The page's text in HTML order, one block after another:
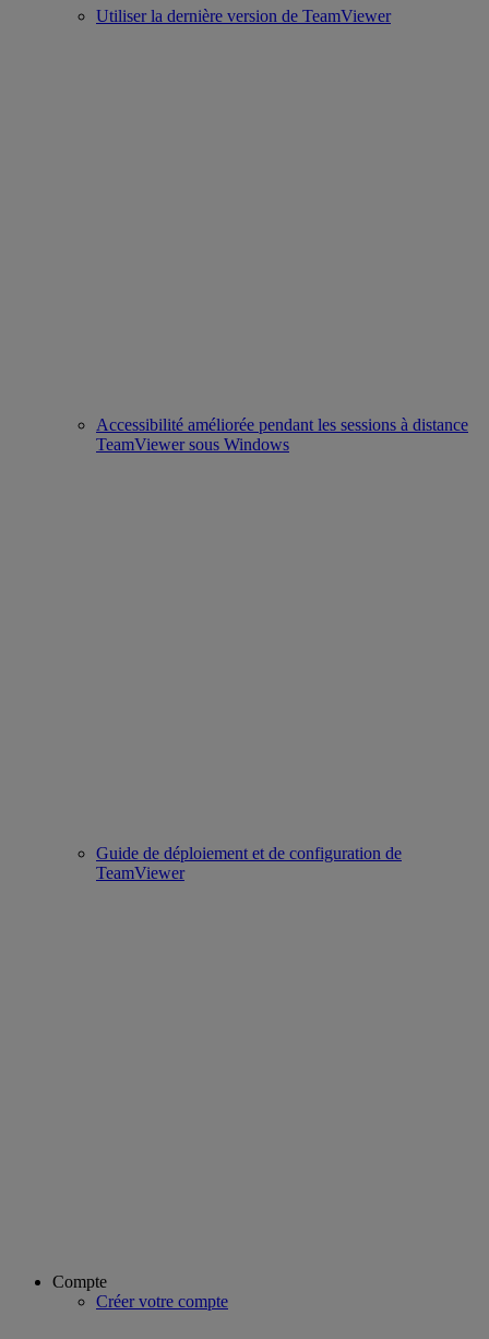
Utiliser la dernière version de TeamViewer
Accessibilité améliorée pendant les sessions à distance
TeamViewer sous Windows
Guide de déploiement et de configuration de
TeamViewer
Compte
Créer votre compte